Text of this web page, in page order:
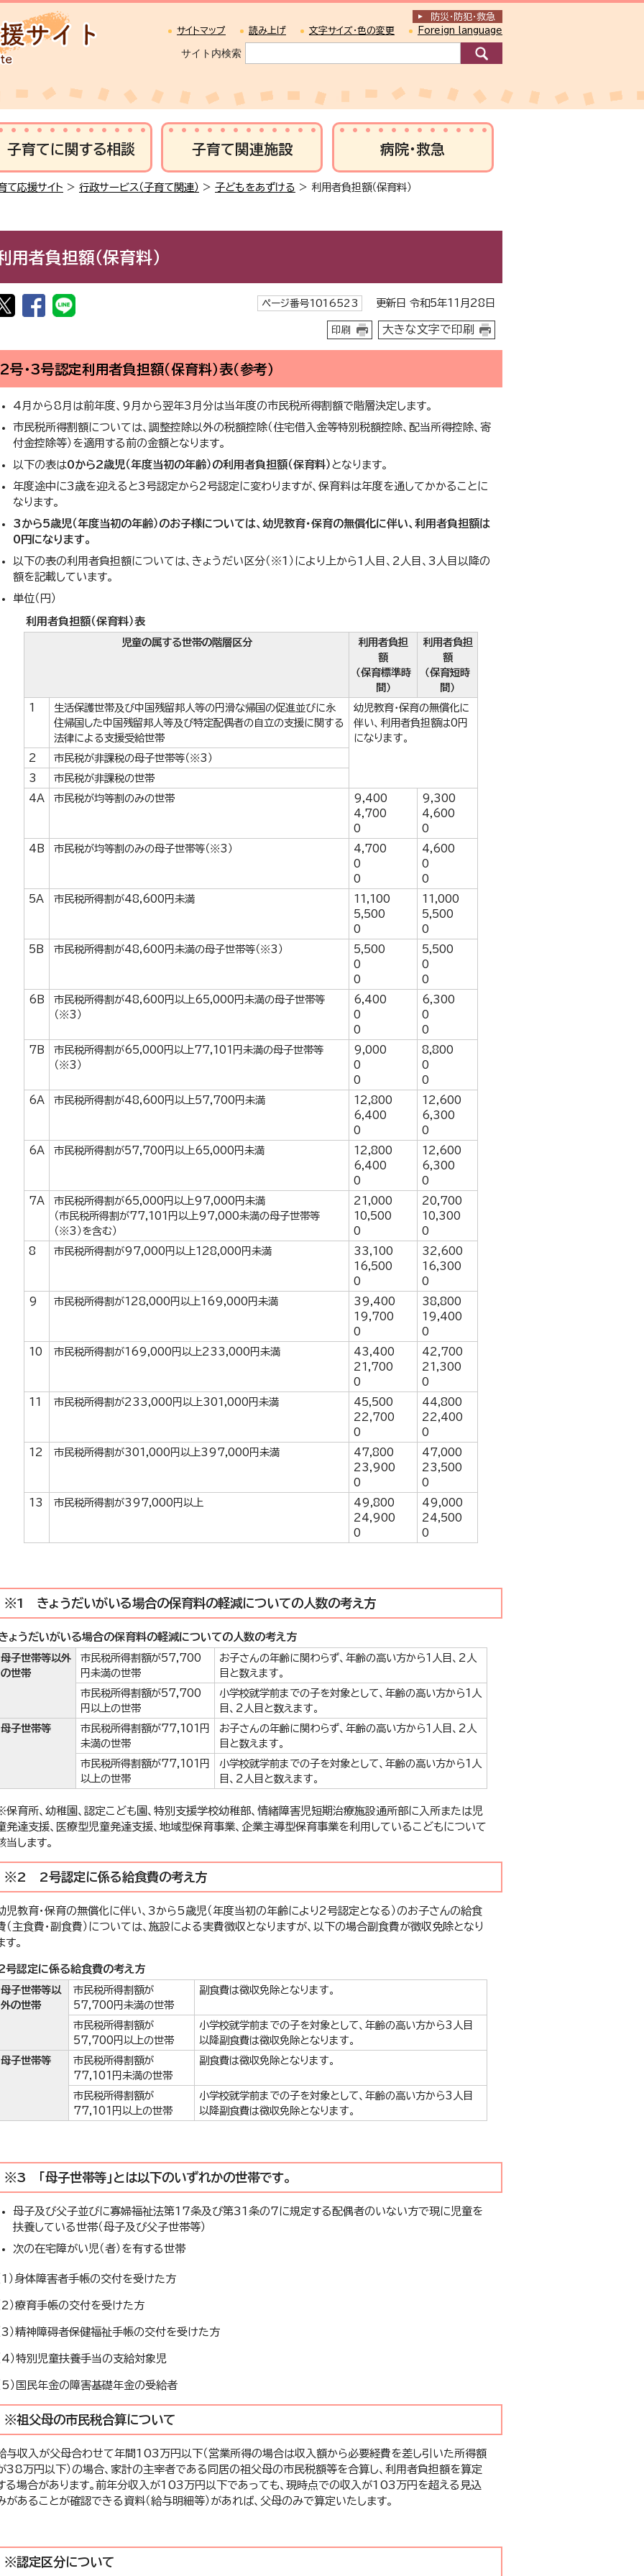
防災・防犯・救急
サイトマップ
読み上げ 文字サイズ・色の変更 Foreign language
サイト内検索
子育てに関する相談 子育て関連施設 病院・救急
て応援サイト > 行政サービス（子育て関連） > 子どもをあずける > 利用者負担額（保育料）
用者負担額（保育料）
ページ番号1016523 更新日 令和5年11月28日
印刷 大きな文字で印刷
2号・3号認定利用者負担額（保育料）表（参考）
4月から8月は前年度、9月から翌年3月分は当年度の市民税所得割額で階層決定します。
市民税所得割額については、調整控除以外の税額控除（住宅借入金等特別税額控除、配当所得控除、寄
付金控除等）を適用する前の金額となります。
以下の表は0から2歳児（年度当初の年齢）の利用者負担額（保育料） となります。
年度途中に3歳を迎えると3号認定から2号認定に変わりますが、保育料は年度を通してかかることに
なります。
3から5歳児（年度当初の年齢）のお子様については、幼児教育・保育の無償化に伴い、利用者負担額は
0円になります。
以下の表の利用者負担額については、きょうだい区分（※1）により上から1人目、2人目、3人目以降の
額を記載しています。
単位（円）
利用者負担額（保育料）表
児童の属する世帯の階層区分
利用者負担
額
（保育標準時
間）
利用者負担
額
（保育短時
間）
1
生活保護世帯及び中国残留邦人等の円滑な帰国の促進並びに永
住帰国した中国残留邦人等及び特定配偶者の自立の支援に関する
法律による支援受給世帯
幼児教育・保育の無償化に
伴い、利用者負担額は0円
になります。
2
市民税が非課税の母子世帯等（※3）
3
市民税が非課税の世帯
4A
市民税が均等割のみの世帯
9,400
4,700
0
9,300
4,600
0
4B
市民税が均等割のみの母子世帯等（※3）
4,700
0
0
4,600
0
0
5A
市民税所得割が48,600円未満
11,100
5,500
0
11,000
5,500
0
5B
市民税所得割が48,600円未満の母子世帯等（※3）
5,500
0
0
5,500
0
0
6B
市民税所得割が48,600円以上65,000円未満の母子世帯等
（※3）
6,400
0
0
6,300
0
0
7B
市民税所得割が65,000円以上77,101円未満の母子世帯等
（※3）
9,000
0
0
8,800
0
0
6A
市民税所得割が48,600円以上57,700円未満
12,800
6,400
0
12,600
6,300
0
6A
市民税所得割が57,700円以上65,000円未満
12,800
6,400
0
12,600
6,300
0
7A
市民税所得割が65,000円以上97,000円未満
（市民税所得割が77,101円以上97,000未満の母子世帯等
（※3）を含む）
21,000
10,500
0
20,700
10,300
0
8
市民税所得割が97,000円以上128,000円未満
33,100
16,500
0
32,600
16,300
0
9
市民税所得割が128,000円以上169,000円未満
39,400
19,700
0
38,800
19,400
0
10
市民税所得割が169,000円以上233,000円未満
43,400
21,700
0
42,700
21,300
0
11
市民税所得割が233,000円以上301,000円未満
45,500
22,700
0
44,800
22,400
0
12
市民税所得割が301,000円以上397,000円未満
47,800
23,900
0
47,000
23,500
0
13
市民税所得割が397,000円以上
49,800
24,900
0
49,000
24,500
0
※1 きょうだいがいる場合の保育料の軽減についての人数の考え方
ょうだいがいる場合の保育料の軽減についての人数の考え方
母子世帯等以外
の世帯
市民税所得割額が57,700
円未満の世帯
お子さんの年齢に関わらず、年齢の高い方から1人目、2人
目と数えます。
市民税所得割額が57,700
円以上の世帯
小学校就学前までの子を対象として、年齢の高い方から1人
目、2人目と数えます。
母子世帯等
市民税所得割額が77,101円
未満の世帯
お子さんの年齢に関わらず、年齢の高い方から1人目、2人
目と数えます。
市民税所得割額が77,101円
以上の世帯
小学校就学前までの子を対象として、年齢の高い方から1人
目、2人目と数えます。
保育所、幼稚園、認定こども園、特別支援学校幼稚部、情緒障害児短期治療施設通所部に入所または児
発達支援、医療型児童発達支援、地域型保育事業、企業主導型保育事業を利用しているこどもについて
当します。
※2 2号認定に係る給食費の考え方
児教育・保育の無償化に伴い、3から5歳児（年度当初の年齢により2号認定となる）のお子さんの給食
（主食費・副食費）については、施設による実費徴収となりますが、以下の場合副食費が徴収免除となり
す。
号認定に係る給食費の考え方
母子世帯等以
外の世帯
市民税所得割額が
57,700円未満の世帯
副食費は徴収免除となります。
市民税所得割額が
57,700円以上の世帯
小学校就学前までの子を対象として、年齢の高い方から3人目
以降副食費は徴収免除となります。
母子世帯等
市民税所得割額が
77,101円未満の世帯
副食費は徴収免除となります。
市民税所得割額が
77,101円以上の世帯
小学校就学前までの子を対象として、年齢の高い方から3人目
以降副食費は徴収免除となります。
※3 「母子世帯等」とは以下のいずれかの世帯です。
母子及び父子並びに寡婦福祉法第17条及び第31条の7に規定する配偶者のいない方で現に児童を
扶養している世帯（母子及び父子世帯等）
次の在宅障がい児（者）を有する世帯
1）身体障害者手帳の交付を受けた方
2）療育手帳の交付を受けた方
3）精神障碍者保健福祉手帳の交付を受けた方
4）特別児童扶養手当の支給対象児
5）国民年金の障害基礎年金の受給者
※祖父母の市民税合算について
与収入が父母合わせて年間103万円以下（営業所得の場合は収入額から必要経費を差し引いた所得額
38万円以下）の場合、家計の主宰者である同居の祖父母の市民税額等を合算し、利用者負担額を算定
る場合があります。前年分収入が103万円以下であっても、現時点での収入が103万円を超える見込
があることが確認できる資料（給与明細等）があれば、父母のみで算定いたします。
※認定区分について